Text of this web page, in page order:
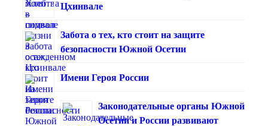
Цхинвале
Забота о тех, кто стоит на защите
безопасности Южной Осетии
Имени Героя России
Законодательные органы Южной
Осетии и России развивают